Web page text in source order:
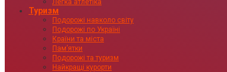
Туризм
Подорожі навколо світу
Подорожі по Україні
Країни та міста
Пам’ятки
Подорожі та туризм
Найкращі курорти